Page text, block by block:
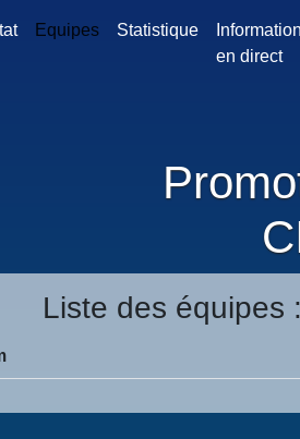
Equipes Statistique
Information
en direct
Liste des équipes